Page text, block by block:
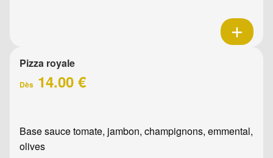
Pizza royale
Dès 14.00 €
Base sauce tomate, jambon, champignons, emmental,
olives